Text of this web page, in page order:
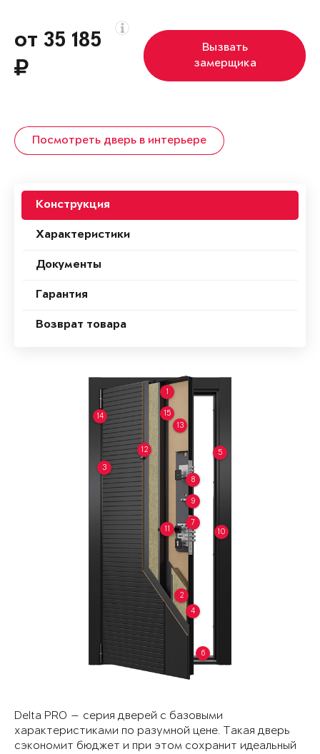
от 35 185
Вызвать
замерщика
Посмотреть дверь в интерьере
Конструкция
Характеристики
Документы
Гарантия
Возврат товара
1
2
3
4
5
6
7
8
9
10
11
12
13
14 15
Delta PRO — серия дверей с базовыми
характеристиками по разумной цене. Такая дверь
сэкономит бюджет и при этом сохранит идеальный